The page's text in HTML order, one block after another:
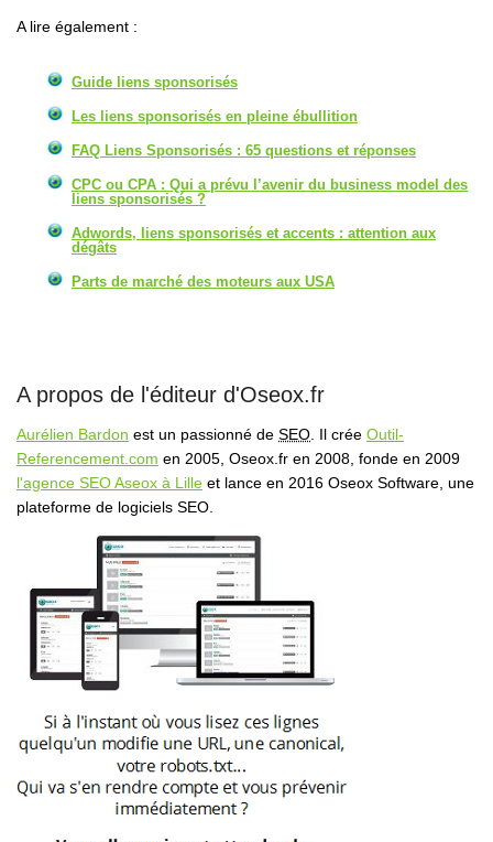
A lire également :
Guide liens sponsorisés
Les liens sponsorisés en pleine ébullition
FAQ Liens Sponsorisés : 65 questions et réponses
CPC ou CPA : Qui a prévu l’avenir du business model des
liens sponsorisés ?
Adwords, liens sponsorisés et accents : attention aux
dégâts
Parts de marché des moteurs aux USA
A propos de l'éditeur d'Oseox.fr
Aurélien Bardon est un passionné de SEO . Il crée Outil-
Referencement.com en 2005, Oseox.fr en 2008, fonde en 2009
l'agence SEO Aseox à Lille et lance en 2016 Oseox Software, une
plateforme de logiciels SEO.